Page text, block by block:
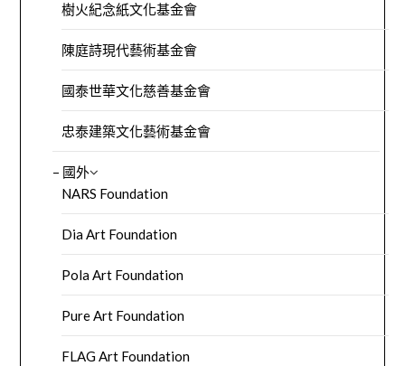
樹火紀念紙文化基金會
陳庭詩現代藝術基金會
國泰世華文化慈善基金會
忠泰建築文化藝術基金會
– 國外
NARS Foundation
Dia Art Foundation
Pola Art Foundation
Pure Art Foundation
FLAG Art Foundation